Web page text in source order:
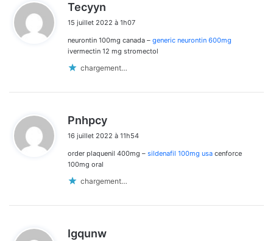
Tecyyn
t
:
15 juillet 2022 à 1h07
neurontin 100mg canada – generic neurontin 600mg
ivermectin 12 mg stromectol
chargement…
Pnhpcy
t
16 juillet 2022 à 11h54
order plaquenil 400mg – sildenafil 100mg usa cenforce
100mg oral
chargement…
Igqunw